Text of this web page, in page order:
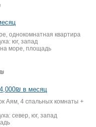
однокомнатная квартира
юг, запад
море, площадь
в месяц
Аям, 4 спальных комнаты +
север, юг, запад